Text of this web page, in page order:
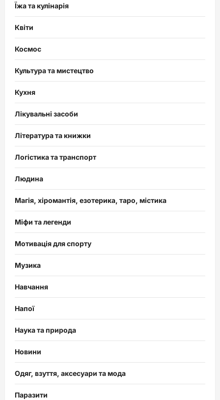
Їжа та кулінарія
Квіти
Космос
Культура та мистецтво
Кухня
Лікувальні засоби
Література та книжки
Логістика та транспорт
Людина
Магія, хіромантія, езотерика, таро, містика
Міфи та легенди
Мотивація для спорту
Музика
Навчання
Напої
Наука та природа
Новини
Одяг, взуття, аксесуари та мода
Паразити